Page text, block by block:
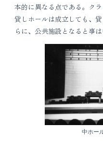
本的に異なる点である。ク
貸しホールは成立しても、
らに、公共施設となると事
中ホー